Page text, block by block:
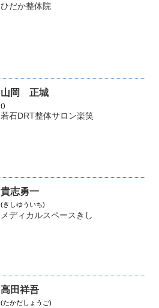
ひだか整体院
山岡 正城
()
若石DRT整体サロン楽笑
貴志勇一
(きしゆういち)
メディカルスペースきし
高田祥吾
(たかだしょうご)